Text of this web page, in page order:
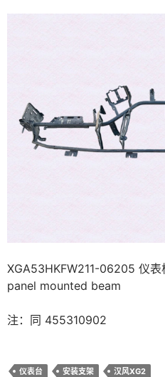
XGA53HKFW211-06205 仪
panel mounted beam
注：同 455310902
仪表台 安装支架 汉风XG2